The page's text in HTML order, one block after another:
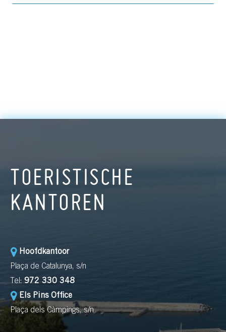
TOERISTISCHE
KANTOREN
Hoofdkantoor
Plaça de Catalunya, s/n
Tel: 972 330 348
Els Pins Office
Plaça dels Càmpings, s/n